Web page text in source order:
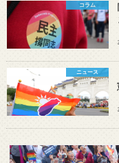
コラム
ニュース